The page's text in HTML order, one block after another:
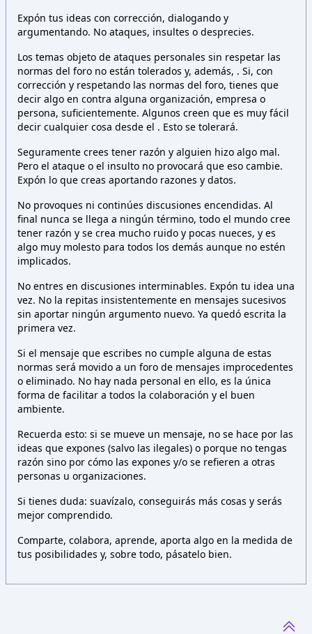
Expón tus ideas con corrección, dialogando y
argumentando. No ataques, insultes o desprecies.
Los temas objeto de ataques personales sin respetar las
normas del foro no están tolerados y, además, . Si, con
corrección y respetando las normas del foro, tienes que
decir algo en contra alguna organización, empresa o
persona, suficientemente. Algunos creen que es muy fácil
decir cualquier cosa desde el . Esto se tolerará.
Seguramente crees tener razón y alguien hizo algo mal.
Pero el ataque o el insulto no provocará que eso cambie.
Expón lo que creas aportando razones y datos.
No provoques ni continúes discusiones encendidas. Al
final nunca se llega a ningún término, todo el mundo cree
tener razón y se crea mucho ruido y pocas nueces, y es
algo muy molesto para todos los demás aunque no estén
implicados.
No entres en discusiones interminables. Expón tu idea una
vez. No la repitas insistentemente en mensajes sucesivos
sin aportar ningún argumento nuevo. Ya quedó escrita la
primera vez.
Si el mensaje que escribes no cumple alguna de estas
normas será movido a un foro de mensajes improcedentes
o eliminado. No hay nada personal en ello, es la única
forma de facilitar a todos la colaboración y el buen
ambiente.
Recuerda esto: si se mueve un mensaje, no se hace por las
ideas que expones (salvo las ilegales) o porque no tengas
razón sino por cómo las expones y/o se refieren a otras
personas u organizaciones.
Si tienes duda: suavízalo, conseguirás más cosas y serás
mejor comprendido.
Comparte, colabora, aprende, aporta algo en la medida de
tus posibilidades y, sobre todo, pásatelo bien.